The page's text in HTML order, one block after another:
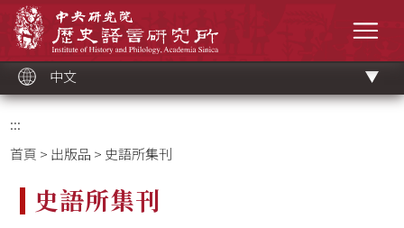
中文
:::
首頁 > 出版品 > 史語所集刊
史語所集刊